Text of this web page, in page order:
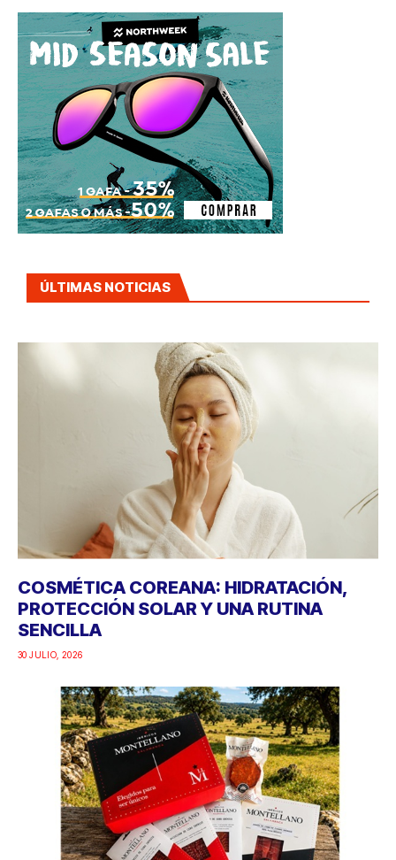
ÚLTIMAS NOTICIAS
COSMÉTICA COREANA: HIDRATACIÓN,
PROTECCIÓN SOLAR Y UNA RUTINA
SENCILLA
30 JULIO, 2026